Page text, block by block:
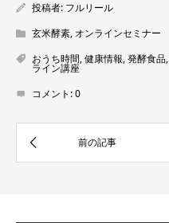
投稿者: フルリール
玄米酵素, オンラインセミナー
おうち時間,健康情報,発酵食品,
ライン講座
コメント:0